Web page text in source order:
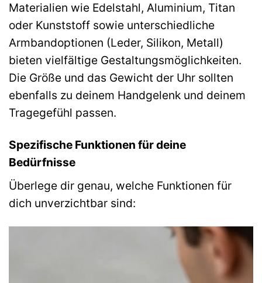
Materialien wie Edelstahl, Aluminium, Titan
oder Kunststoff sowie unterschiedliche
Armbandoptionen (Leder, Silikon, Metall)
bieten vielfältige Gestaltungsmöglichkeiten.
Die Größe und das Gewicht der Uhr sollten
ebenfalls zu deinem Handgelenk und deinem
Tragegefühl passen.
Spezifische Funktionen für deine
Bedürfnisse
Überlege dir genau, welche Funktionen für
dich unverzichtbar sind: